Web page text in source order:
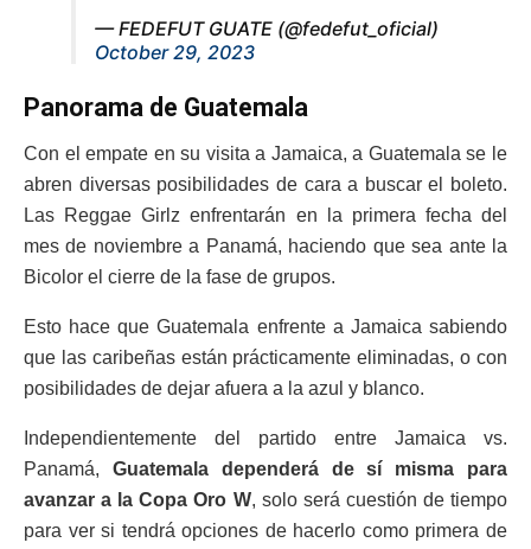
— FEDEFUT GUATE (@fedefut_oficial)
October 29, 2023
Panorama de Guatemala
Con el empate en su visita a Jamaica, a Guatemala se le
abren diversas posibilidades de cara a buscar el boleto.
Las Reggae Girlz enfrentarán en la primera fecha del
mes de noviembre a Panamá, haciendo que sea ante la
Bicolor el cierre de la fase de grupos.
Esto hace que Guatemala enfrente a Jamaica sabiendo
que las caribeñas están prácticamente eliminadas, o con
posibilidades de dejar afuera a la azul y blanco.
Independientemente del partido entre Jamaica vs.
Panamá, Guatemala dependerá de sí misma para
avanzar a la Copa Oro W, solo será cuestión de tiempo
para ver si tendrá opciones de hacerlo como primera de